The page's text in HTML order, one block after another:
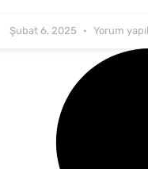
Şubat 6, 2025 Yorum